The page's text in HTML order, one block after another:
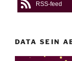
RSS-feed
DATA SEIN